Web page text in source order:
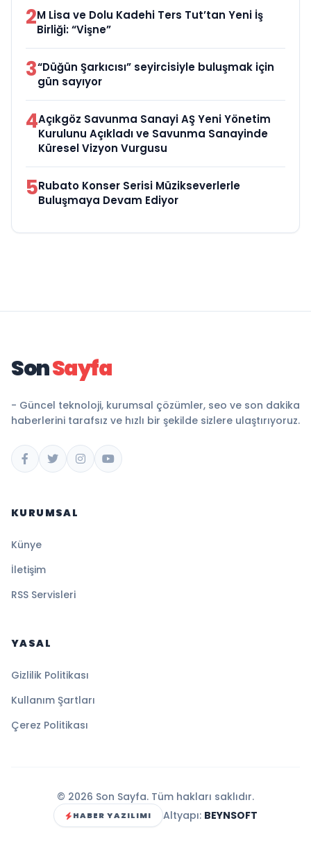
2M Lisa ve Dolu Kadehi Ters Tut’tan Yeni İş
Birliği: “Vişne”
3“Düğün Şarkıcısı” seyircisiyle buluşmak için
gün sayıyor
4Açıkgöz Savunma Sanayi AŞ Yeni Yönetim
Kurulunu Açıkladı ve Savunma Sanayinde
Küresel Vizyon Vurgusu
5Rubato Konser Serisi Müzikseverlerle
Buluşmaya Devam Ediyor
SonSayfa
- Güncel teknoloji, kurumsal çözümler, seo ve son dakika
haberlerini tarafsız ve hızlı bir şekilde sizlere ulaştırıyoruz.
KURUMSAL
Künye
İletişim
RSS Servisleri
YASAL
Gizlilik Politikası
Kullanım Şartları
Çerez Politikası
© 2026 Son Sayfa. Tüm hakları saklıdır.
HABER YAZILIMI Altyapı: BEYNSOFT